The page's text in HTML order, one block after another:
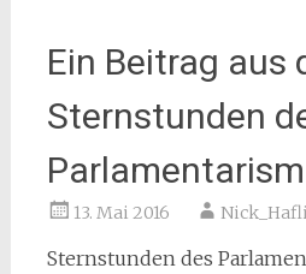
Ein Beitrag aus
Sternstunden
13. Mai 2016
Sternstunden des